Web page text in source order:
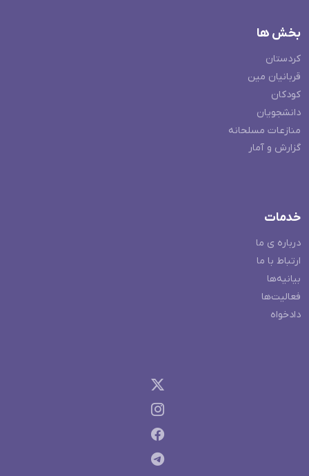
بخش ها
کردستان
قربانیان مین
کودکان
دانشجویان
منازعات مسلحانه
گزارش و آمار
خدمات
درباره ی ما
ارتباط با ما
بیانیه‌ها
فعالیت‌ها
دادخواه